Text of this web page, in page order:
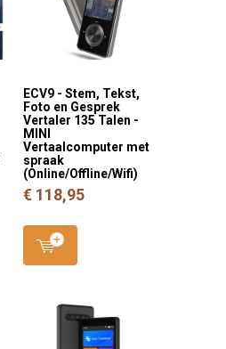
ECV9 - Stem, Tekst,
Foto en Gesprek
Vertaler 135 Talen -
MINI
Vertaalcomputer met
spraak
(Online/Offline/Wifi)
€ 118,95